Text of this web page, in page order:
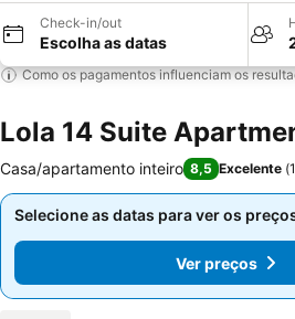
Check-in/out
Escolha as datas
Como os pagamentos influenciam os
Lola 14 Suite
Casa/apartamento inteiro 8,5 Excelente (
Selecione as datas para ver os
Ver preços
Selecione as datas para ver os
Ver preços